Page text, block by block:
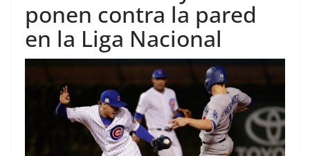
ponen contra la pared
en la Liga Nacional